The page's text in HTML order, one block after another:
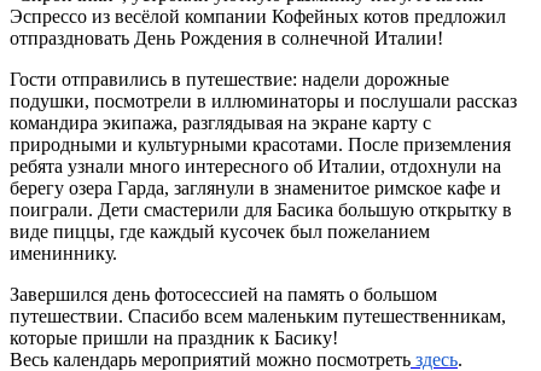
Эспрессо из весёлой компании Кофейных котов предложил
отпраздновать День Рождения в солнечной Италии!
Гости отправились в путешествие: надели дорожные
подушки, посмотрели в иллюминаторы и послушали рассказ
командира экипажа, разглядывая на экране карту с
природными и культурными красотами. После приземления
ребята узнали много интересного об Италии, отдохнули на
берегу озера Гарда, заглянули в знаменитое римское кафе и
поиграли. Дети смастерили для Басика большую открытку в
виде пиццы, где каждый кусочек был пожеланием
имениннику.
Завершился день фотосессией на память о большом
путешествии. Спасибо всем маленьким путешественникам,
которые пришли на праздник к Басику!
Весь календарь мероприятий можно посмотреть здесь.